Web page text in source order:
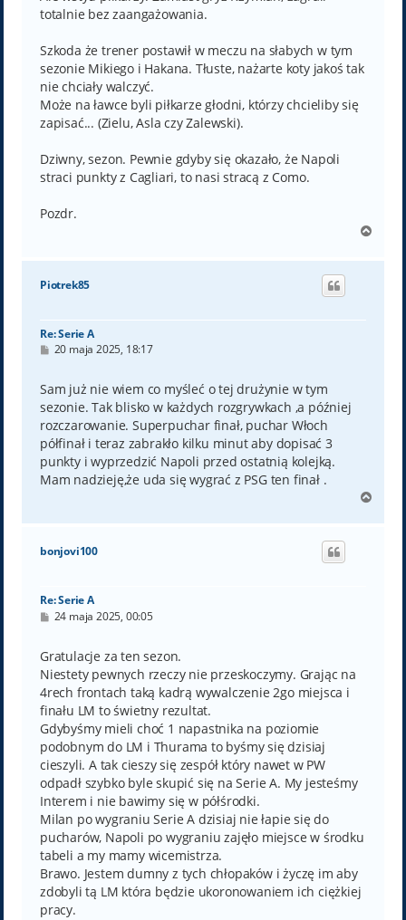
totalnie bez zaangażowania.
Szkoda że trener postawił w meczu na słabych w tym
sezonie Mikiego i Hakana. Tłuste, nażarte koty jakoś tak
nie chciały walczyć.
Może na ławce byli piłkarze głodni, którzy chcieliby się
zapisać... (Zielu, Asla czy Zalewski).
Dziwny, sezon. Pewnie gdyby się okazało, że Napoli
straci punkty z Cagliari, to nasi stracą z Como.
Pozdr.
g
Piotrek85
Re: Serie A
P
t
20 maja 2025, 18:17
Sam już nie wiem co myśleć o tej drużynie w tym
sezonie. Tak blisko w każdych rozgrywkach ,a później
rozczarowanie. Superpuchar finał, puchar Włoch
półfinał i teraz zabrakło kilku minut aby dopisać 3
punkty i wyprzedzić Napoli przed ostatnią kolejką.
Mam nadzieję,że uda się wygrać z PSG ten finał .
g
bonjovi100
Re: Serie A
P
t
24 maja 2025, 00:05
Gratulacje za ten sezon.
Niestety pewnych rzeczy nie przeskoczymy. Grając na
4rech frontach taką kadrą wywalczenie 2go miejsca i
finału LM to świetny rezultat.
Gdybyśmy mieli choć 1 napastnika na poziomie
podobnym do LM i Thurama to byśmy się dzisiaj
cieszyli. A tak cieszy się zespół który nawet w PW
odpadł szybko byle skupić się na Serie A. My jesteśmy
Interem i nie bawimy się w półśrodki.
Milan po wygraniu Serie A dzisiaj nie łapie się do
pucharów, Napoli po wygraniu zajęło miejsce w środku
tabeli a my mamy wicemistrza.
Brawo. Jestem dumny z tych chłopaków i życzę im aby
zdobyli tą LM która będzie ukoronowaniem ich ciężkiej
pracy.